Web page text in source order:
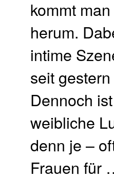
kommt
herum.
intime
seit
Dennoch
weibliche
denn je –
Frauen für